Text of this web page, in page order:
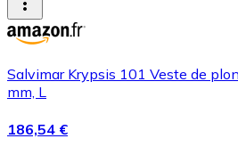
Salvimar Krypsis 101 Veste de
mm, L
186,54 €